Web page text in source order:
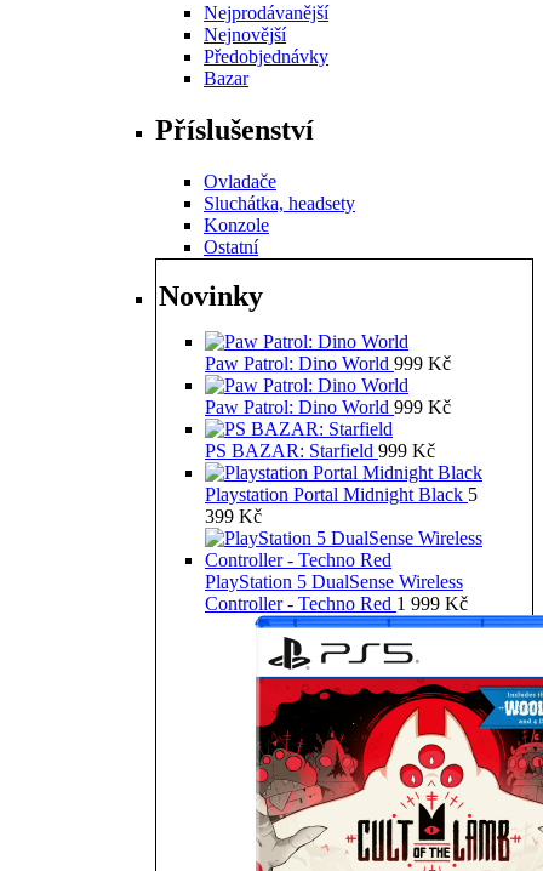
Nejprodávanější
Nejnovější
Předobjednávky
Bazar
Příslušenství
Ovladače
Sluchátka, headsety
Konzole
Ostatní
Novinky
Paw Patrol: Dino World 999 Kč
Paw Patrol: Dino World 999 Kč
PS BAZAR: Starfield 999 Kč
Playstation Portal Midnight Black 5
399 Kč
PlayStation 5 DualSense Wireless
Controller - Techno Red 1 999 Kč